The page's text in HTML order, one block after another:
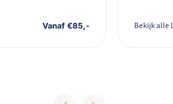
Vanaf €85,- Bekijk alle